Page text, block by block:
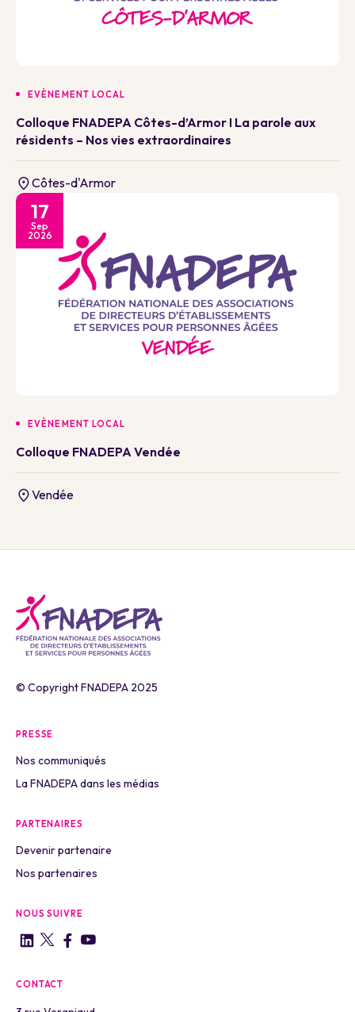
EVÈNEMENT LOCAL
Colloque FNADEPA Côtes-d’Armor I La parole aux
résidents – Nos vies extraordinaires
Côtes-d'Armor
17
Sep
2026
EVÈNEMENT LOCAL
Colloque FNADEPA Vendée
Vendée
© Copyright FNADEPA 2025
PRESSE
Nos communiqués
La FNADEPA dans les médias
PARTENAIRES
Devenir partenaire
Nos partenaires
NOUS SUIVRE
CONTACT